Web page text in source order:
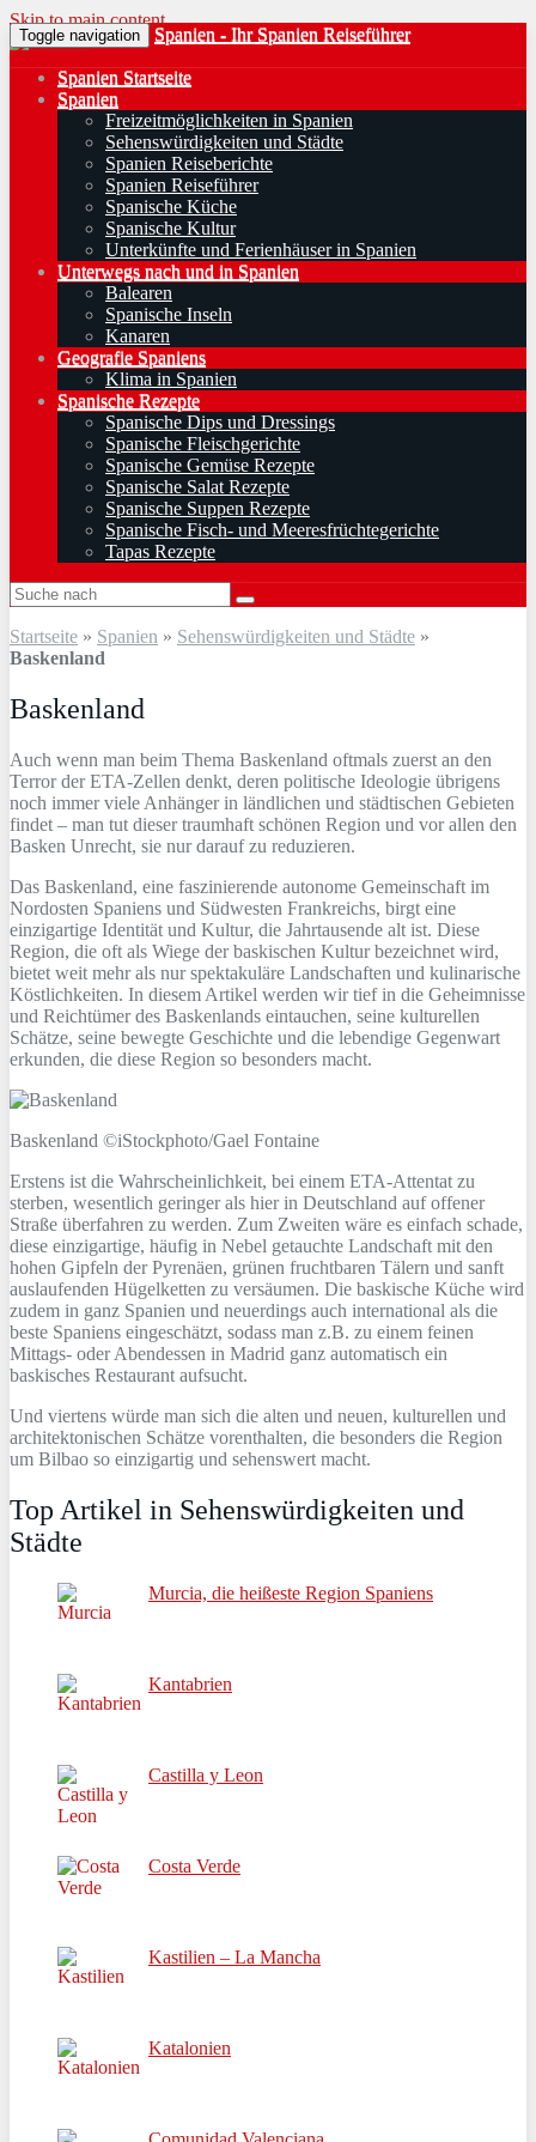
Skip to main content
Toggle navigation Spanien - Ihr Spanien Reiseführer
Spanien Startseite
Spanien
Freizeitmöglichkeiten in Spanien
Sehenswürdigkeiten und Städte
Spanien Reiseberichte
Spanien Reiseführer
Spanische Küche
Spanische Kultur
Unterkünfte und Ferienhäuser in Spanien
Unterwegs nach und in Spanien
Balearen
Spanische Inseln
Kanaren
Geografie Spaniens
Klima in Spanien
Spanische Rezepte
Spanische Dips und Dressings
Spanische Fleischgerichte
Spanische Gemüse Rezepte
Spanische Salat Rezepte
Spanische Suppen Rezepte
Spanische Fisch- und Meeresfrüchtegerichte
Tapas Rezepte
Startseite » Spanien » Sehenswürdigkeiten und Städte »
Baskenland
Baskenland
Auch wenn man beim Thema Baskenland oftmals zuerst an den
Terror der ETA-Zellen denkt, deren politische Ideologie übrigens
noch immer viele Anhänger in ländlichen und städtischen Gebieten
findet – man tut dieser traumhaft schönen Region und vor allen den
Basken Unrecht, sie nur darauf zu reduzieren.
Das Baskenland, eine faszinierende autonome Gemeinschaft im
Nordosten Spaniens und Südwesten Frankreichs, birgt eine
einzigartige Identität und Kultur, die Jahrtausende alt ist. Diese
Region, die oft als Wiege der baskischen Kultur bezeichnet wird,
bietet weit mehr als nur spektakuläre Landschaften und kulinarische
Köstlichkeiten. In diesem Artikel werden wir tief in die Geheimnisse
und Reichtümer des Baskenlands eintauchen, seine kulturellen
Schätze, seine bewegte Geschichte und die lebendige Gegenwart
erkunden, die diese Region so besonders macht.
Baskenland ©iStockphoto/Gael Fontaine
Erstens ist die Wahrscheinlichkeit, bei einem ETA-Attentat zu
sterben, wesentlich geringer als hier in Deutschland auf offener
Straße überfahren zu werden. Zum Zweiten wäre es einfach schade,
diese einzigartige, häufig in Nebel getauchte Landschaft mit den
hohen Gipfeln der Pyrenäen, grünen fruchtbaren Tälern und sanft
auslaufenden Hügelketten zu versäumen. Die baskische Küche wird
zudem in ganz Spanien und neuerdings auch international als die
beste Spaniens eingeschätzt, sodass man z.B. zu einem feinen
Mittags- oder Abendessen in Madrid ganz automatisch ein
baskisches Restaurant aufsucht.
Und viertens würde man sich die alten und neuen, kulturellen und
architektonischen Schätze vorenthalten, die besonders die Region
um Bilbao so einzigartig und sehenswert macht.
Top Artikel in Sehenswürdigkeiten und
Städte
Murcia, die heißeste Region Spaniens
Kantabrien
Castilla y Leon
Costa Verde
Kastilien – La Mancha
Katalonien